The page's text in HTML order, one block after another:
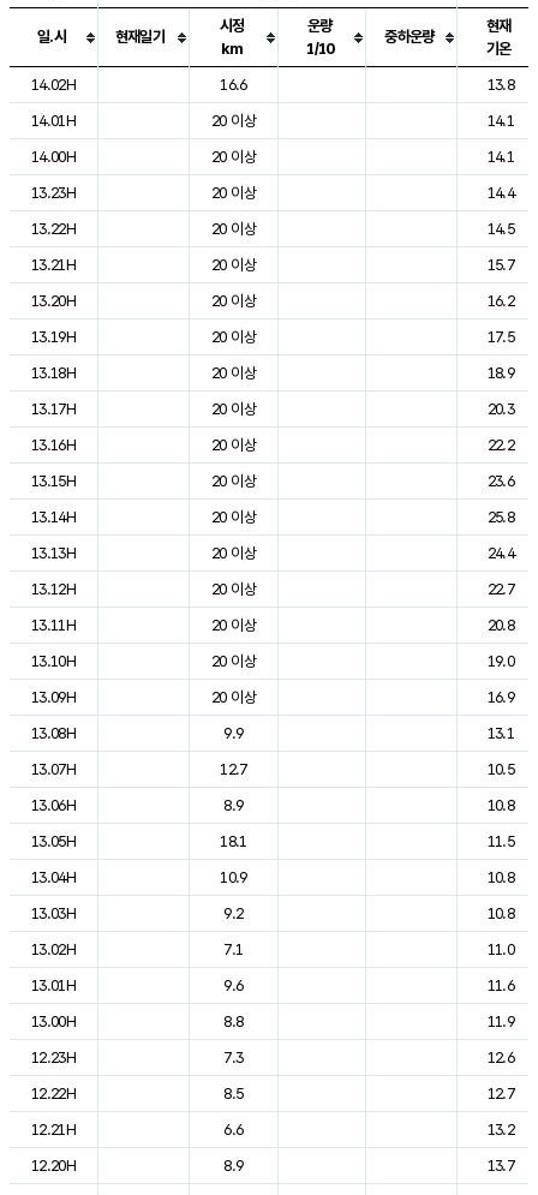
도시별 기상실황표로 지점, 날씨, 기온, 강수, 바람, 기압등을 안내한 표입
일.시 현재일기
시정
km
운량
1/10
중하운량
현재
기온
14.02H
16.6
13.8
14.01H
20 이상
14.1
14.00H
20 이상
14.1
13.23H
20 이상
14.4
13.22H
20 이상
14.5
13.21H
20 이상
15.7
13.20H
20 이상
16.2
13.19H
20 이상
17.5
13.18H
20 이상
18.9
13.17H
20 이상
20.3
13.16H
20 이상
22.2
13.15H
20 이상
23.6
13.14H
20 이상
25.8
13.13H
20 이상
24.4
13.12H
20 이상
22.7
13.11H
20 이상
20.8
13.10H
20 이상
19.0
13.09H
20 이상
16.9
13.08H
9.9
13.1
13.07H
12.7
10.5
13.06H
8.9
10.8
13.05H
18.1
11.5
13.04H
10.9
10.8
13.03H
9.2
10.8
13.02H
7.1
11.0
13.01H
9.6
11.6
13.00H
8.8
11.9
12.23H
7.3
12.6
12.22H
8.5
12.7
12.21H
6.6
13.2
12.20H
8.9
13.7